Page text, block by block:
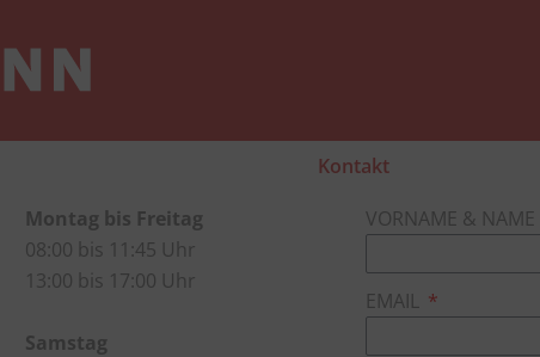
Kontakt
Montag bis Freitag
08:00 bis 11:45 Uhr
13:00 bis 17:00 Uhr
Samstag
VORNAME & NAME
EMAIL